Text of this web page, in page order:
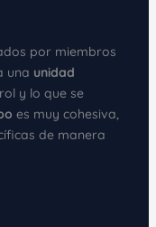
por miembros
una unidad
y lo que se
es muy cohesiva,
de manera